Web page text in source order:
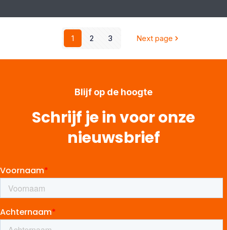
1 2 3 Next page
Blijf op de hoogte
Schrijf je in voor onze
nieuwsbrief